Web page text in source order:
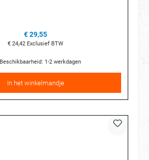
€ 29,55
€ 24,42 Exclusief BTW
Beschikbaarheid: 1-2 werkdagen
In het winkelmandje